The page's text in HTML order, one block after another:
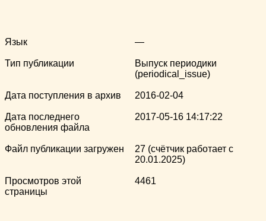
Язык —
Тип публикации
Выпуск периодики
(periodical_issue)
Дата поступления в архив 2016-02-04
Дата последнего
обновления файла
2017-05-16 14:17:22
Файл публикации загружен
27 (счётчик работает с
20.01.2025)
Просмотров этой
страницы
4461